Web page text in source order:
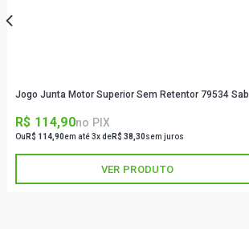
Jogo Junta Motor Superior Sem Retentor 79534
R$ 114,90no PIX
Ou R$ 114,90em até 3x deR$ 38,30sem juros
VER PRODUTO